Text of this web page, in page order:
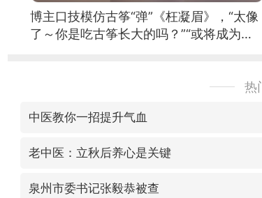
博主口技模仿古筝“弹”《枉凝眉》，“太像
了～你是吃古筝长大的吗？”“或将成为首
热
中医教你一招提升气血
老中医：立秋后养心是关键
泉州市委书记张毅恭被查